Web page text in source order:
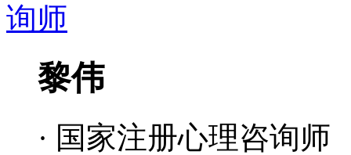
黎伟
· 国家注册心理咨询师